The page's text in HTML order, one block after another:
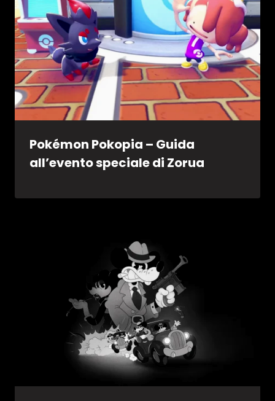
Pokémon Pokopia – Guida
all’evento speciale di Zorua